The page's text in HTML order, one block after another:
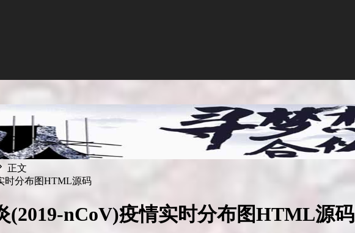
正文
(2019-nCoV)疫情实时分布图HTML源码